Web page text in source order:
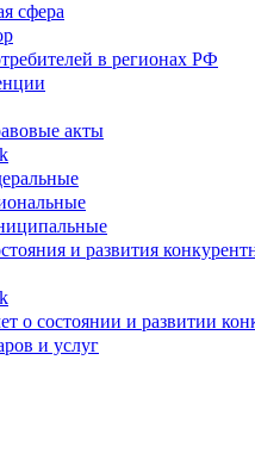
сфера
в регионах РФ
акты
и развития
о состоянии и развитии
и услуг